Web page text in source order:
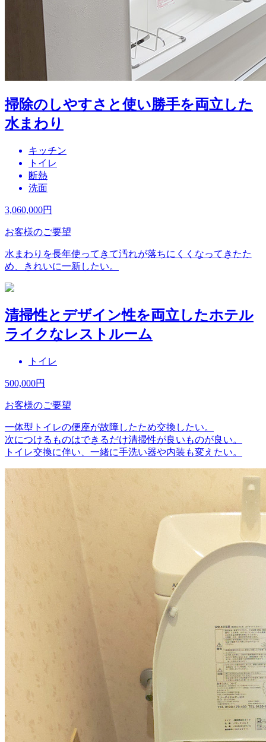
掃除のしやすさと使い勝手を両立した
水まわり
キッチン
トイレ
断熱
洗面
3,060,000円
お客様のご要望
水まわりを長年使ってきて汚れが落ちにくくなってきたた
め、きれいに一新したい。
清掃性とデザイン性を両立したホテル
ライクなレストルーム
トイレ
500,000円
お客様のご要望
一体型トイレの便座が故障したため交換したい。
次につけるものはできるだけ清掃性が良いものが良い。
トイレ交換に伴い、一緒に手洗い器や内装も変えたい。